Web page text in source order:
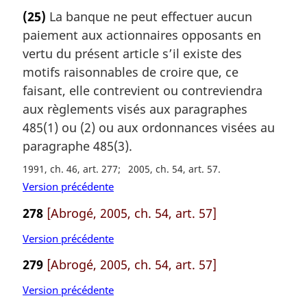
t
e
m
a
g
i
n
a
l
e
:
(25) La banque ne peut effectuer aucun
paiement aux actionnaires opposants en
vertu du présent article s’il existe des
motifs raisonnables de croire que, ce
faisant, elle contrevient ou contreviendra
aux règlements visés aux paragraphes
485(1) ou (2) ou aux ordonnances visées au
paragraphe 485(3).
1991, ch. 46, art. 277 2005, ch. 54, art. 57
Version précédente
278 [Abrogé, 2005, ch. 54, art. 57]
Version précédente
279 [Abrogé, 2005, ch. 54, art. 57]
Version précédente